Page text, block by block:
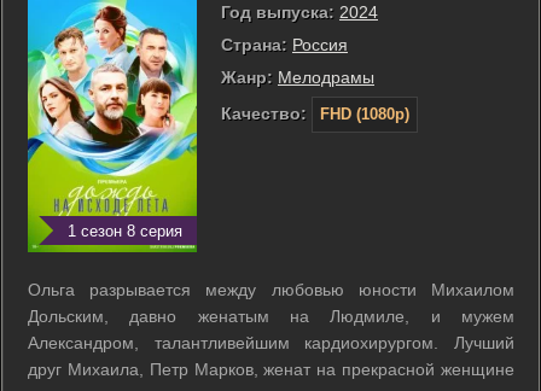
1 сезон 8 серия
Год выпуска: 2024
Страна: Россия
Жанр: Мелодрамы
Качество:
FHD (1080p)
Ольга разрывается между любовью юности Михаилом
Дольским, давно женатым на Людмиле, и мужем
Александром, талантливейшим кардиохирургом. Лучший
друг Михаила, Петр Марков, женат на прекрасной женщине